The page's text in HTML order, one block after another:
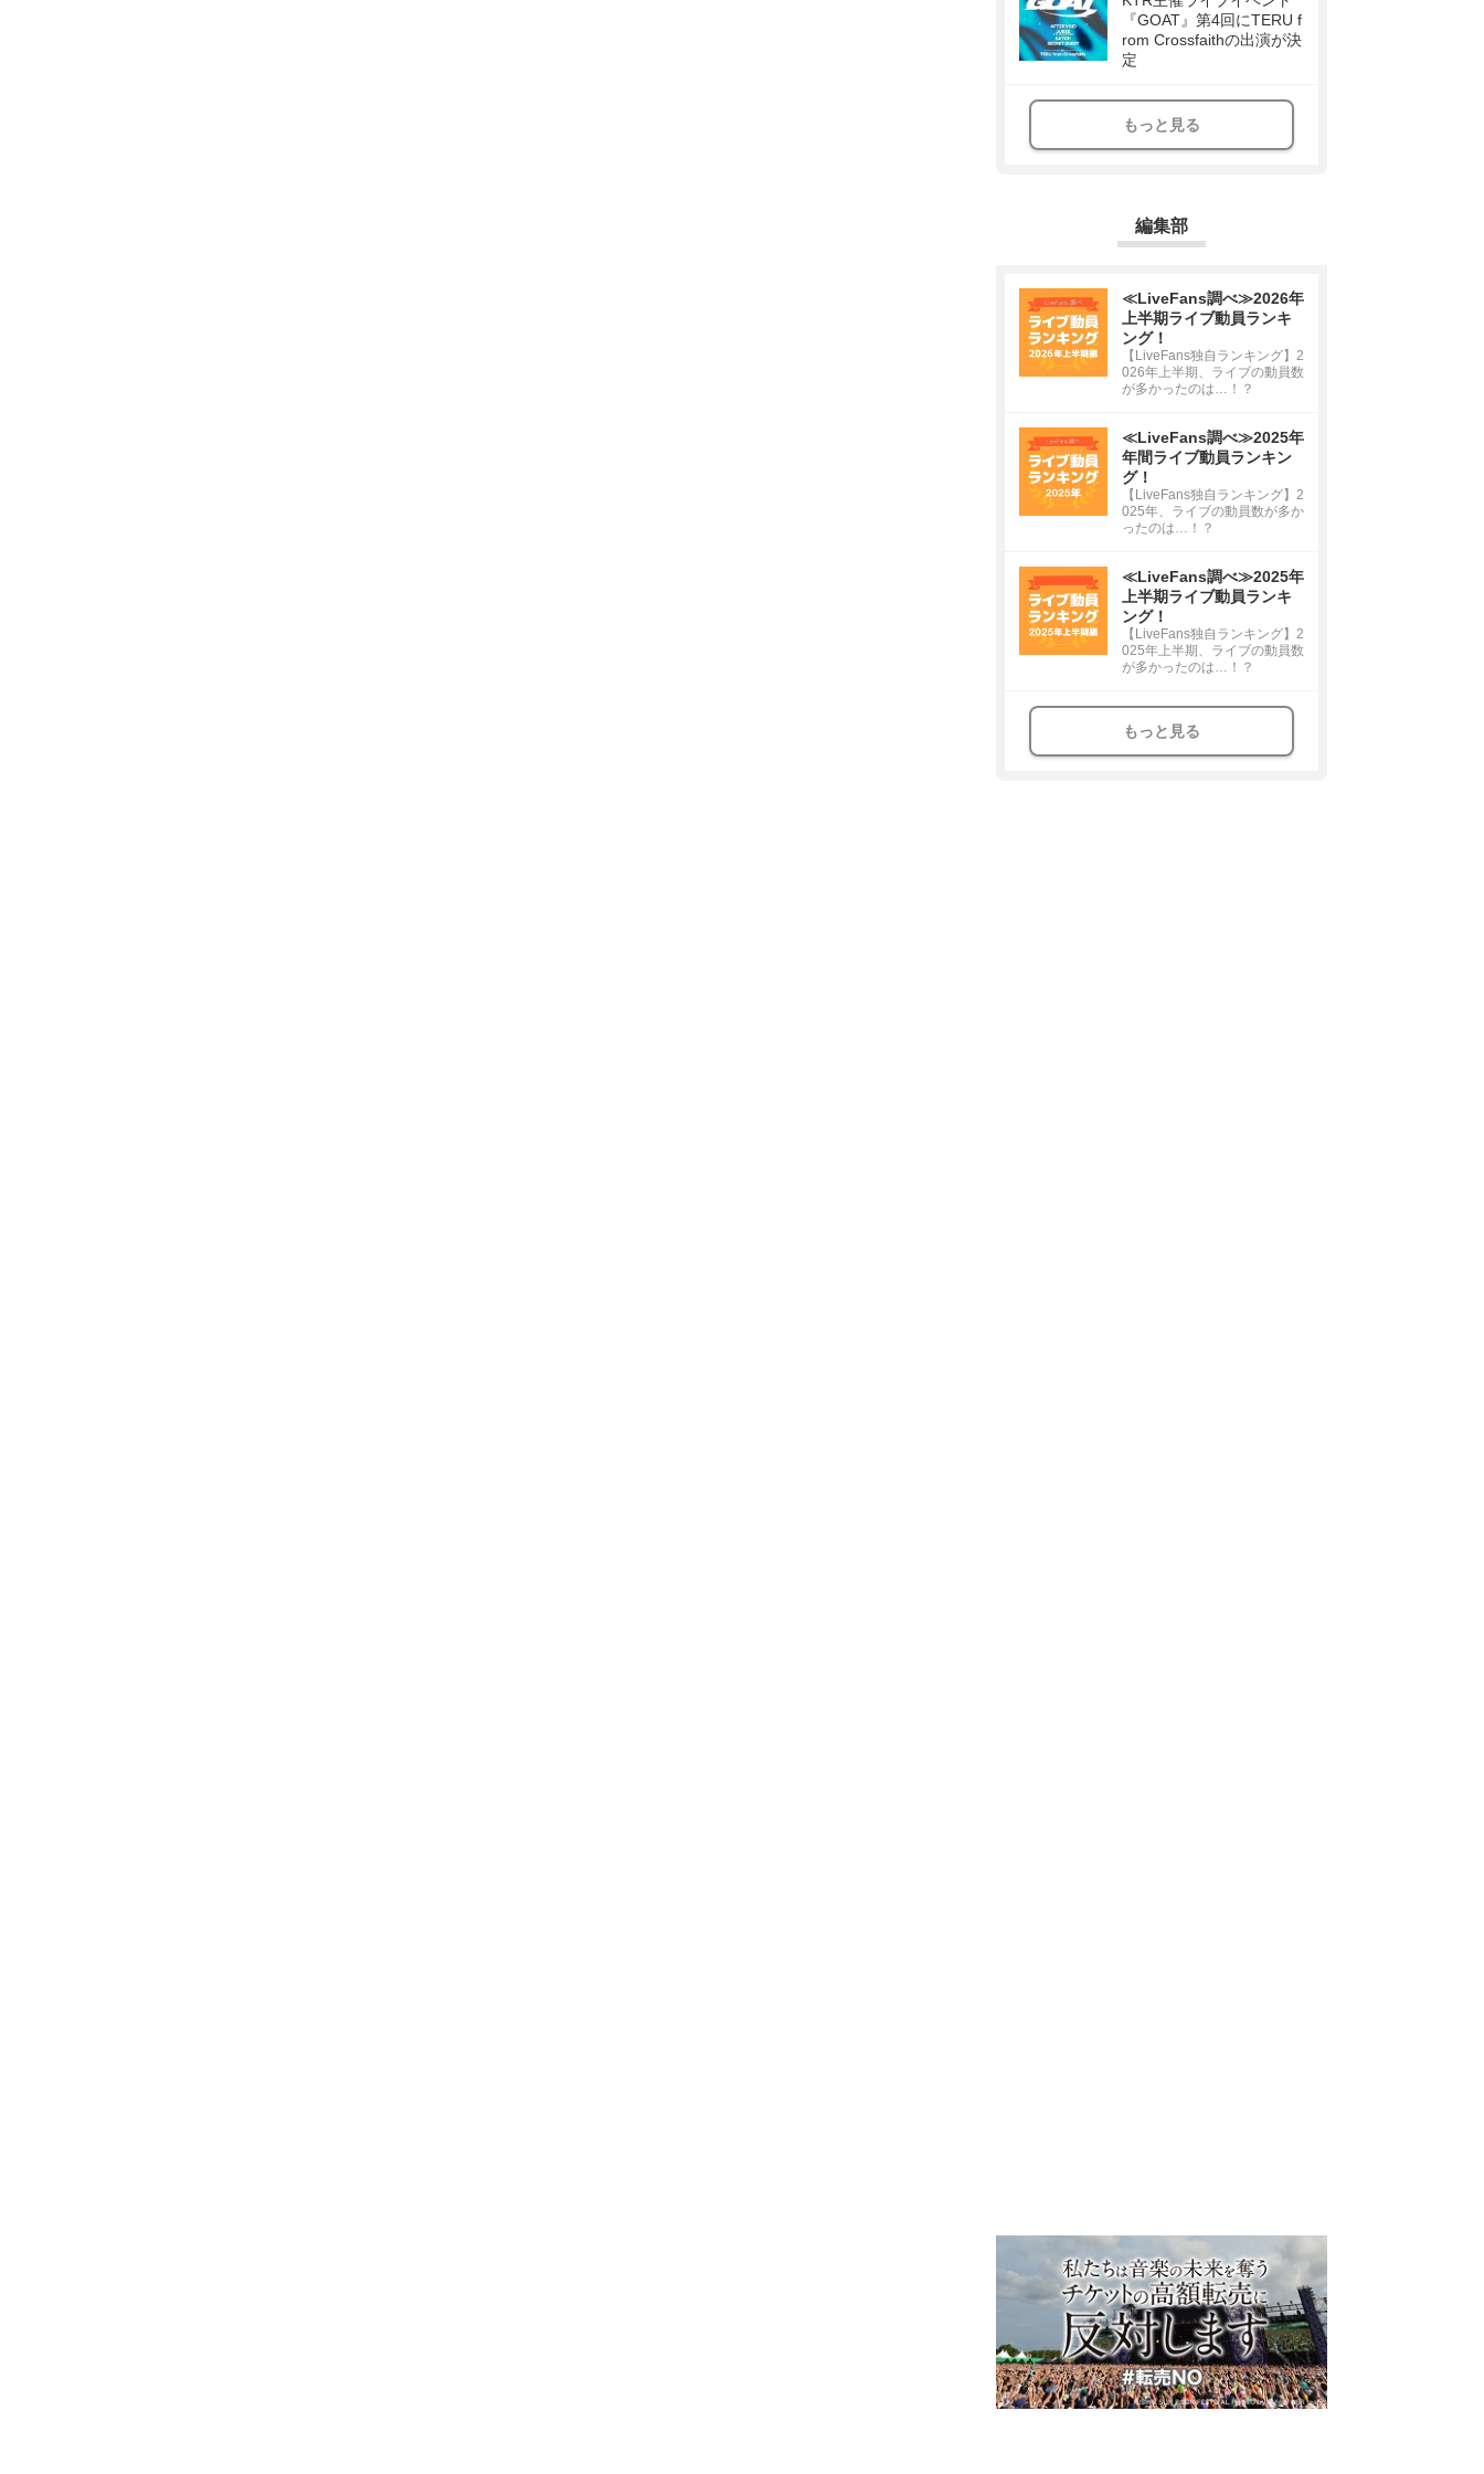
『GOAT』第4回にTERU f
rom Crossfaithの出演が決
定
もっと見る
編集部
≪LiveFans調べ≫2026年
上半期ライブ動員ランキ
ング！
【LiveFans独自ランキング】2
026年上半期、ライブの動員数
が多かったのは…！？
≪LiveFans調べ≫2025年
年間ライブ動員ランキン
グ！
【LiveFans独自ランキング】2
025年、ライブの動員数が多か
ったのは…！？
≪LiveFans調べ≫2025年
上半期ライブ動員ランキ
ング！
【LiveFans独自ランキング】2
025年上半期、ライブの動員数
が多かったのは…！？
もっと見る